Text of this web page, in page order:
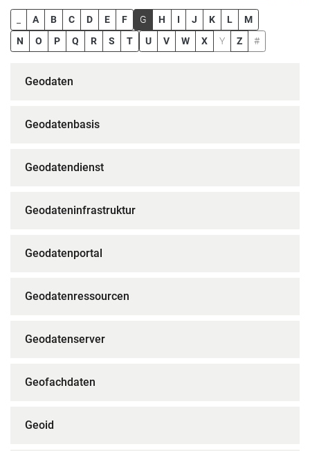
A B C D E F G H I J K L
M
N
O P Q R S T U V W X Y Z #
Geodaten
Geodatenbasis
Geodatendienst
Geodateninfrastruktur
Geodatenportal
Geodatenressourcen
Geodatenserver
Geofachdaten
Geoid